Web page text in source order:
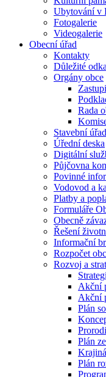
Ubytování v
Fotogalerie
Videogalerie
Obecní úřad
Kontakty
Důležité
Orgány obce
Rada
Stavební úřad
Úřední deska
Digitální
Půjčovna
Povinné
Vodovod a
Platby a
Formuláře
Obecně
Řešení
Informační
Rozpočet
Rozvoj a
Akční
Akční
Plán
Plán
Plán